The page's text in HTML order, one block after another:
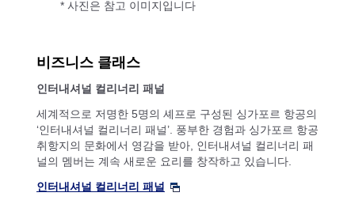
* 사진은 참고 이미지입니다
비즈니스 클래스
인터내셔널 컬리너리 패널
세계적으로 저명한 5명의 셰프로 구성된 싱가포르 항공의
‘인터내셔널 컬리너리 패널’. 풍부한 경험과 싱가포르 항공
취항지의 문화에서 영감을 받아, 인터내셔널 컬리너리 패
널의 멤버는 계속 새로운 요리를 창작하고 있습니다.
인터내셔널 컬리너리 패널